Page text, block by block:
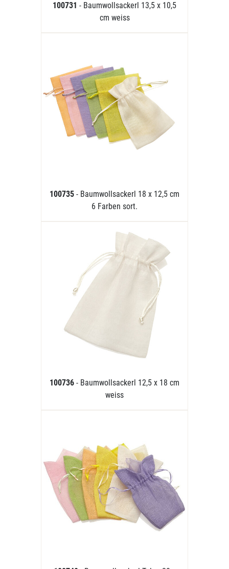
100731 - Baumwollsackerl 13,5 x 10,5
cm weiss
100735 - Baumwollsackerl 18 x 12,5 cm
6 Farben sort.
100736 - Baumwollsackerl 12,5 x 18 cm
weiss